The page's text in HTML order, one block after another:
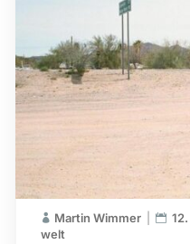
Martin Wimmer
welt